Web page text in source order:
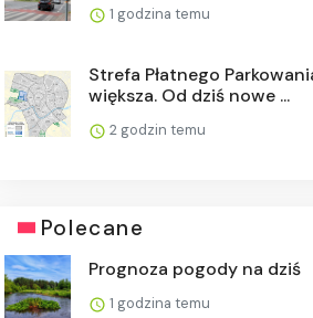
1 godzina temu
Strefa Płatnego
większa. Od dziś nowe ...
2 godzin temu
Polecane
Prognoza pogody na dziś
1 godzina temu